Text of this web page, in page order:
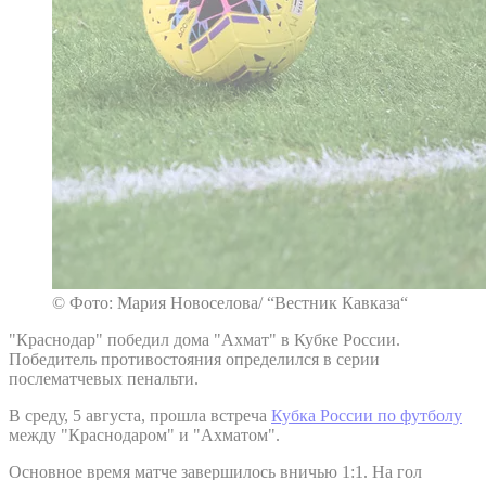
© Фото: Мария Новоселова/ “Вестник Кавказа“
"Краснодар" победил дома "Ахмат" в Кубке России.
Победитель противостояния определился в серии
послематчевых пенальти.
В среду, 5 августа, прошла встреча Кубка России по футболу
между "Краснодаром" и "Ахматом".
Основное время матче завершилось вничью 1:1. На гол